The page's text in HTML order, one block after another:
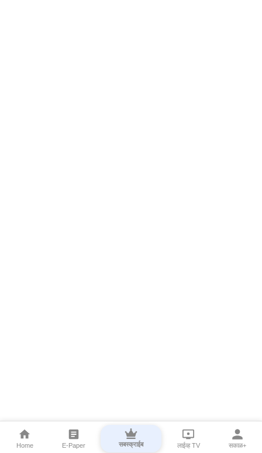
Home E-Paper सबस्क्राईब लाईव्ह TV सकाळ+